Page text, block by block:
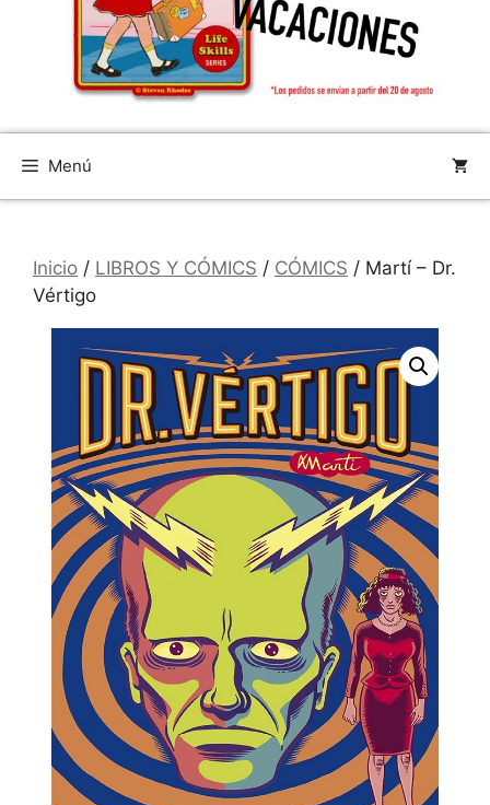
Menú
Inicio / LIBROS Y CÓMICS / CÓMICS / Martí – Dr.
Vértigo